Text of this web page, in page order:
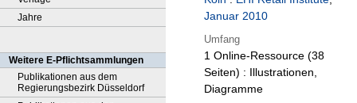
Jahre
Weitere E-Pflichtsammlungen
Publikationen aus dem
Regierungsbezirk Düsseldorf
Januar 2010
Umfang
1 Online-Ressource (38
Seiten) : Illustrationen,
Diagramme